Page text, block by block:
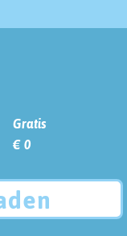
Gratis
€ 0